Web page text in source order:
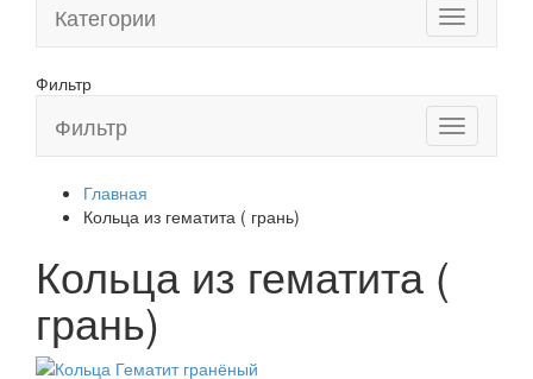
Toggle
navigation
Категории
Фильтр
Toggle
navigation
Фильтр
Главная
Кольца из гематита ( грань)
Кольца из гематита (
грань)